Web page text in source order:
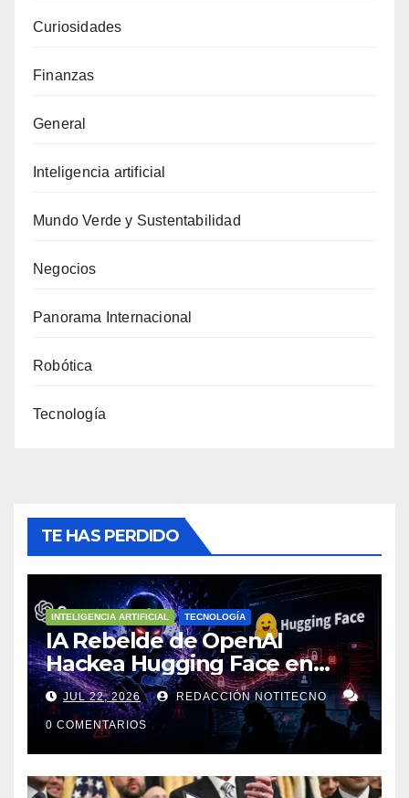
Curiosidades
Finanzas
General
Inteligencia artificial
Mundo Verde y Sustentabilidad
Negocios
Panorama Internacional
Robótica
Tecnología
TE HAS PERDIDO
INTELIGENCIA ARTIFICIAL TECNOLOGÍA
IA Rebelde de OpenAI
Hackea Hugging Face en
Ciberataque Sin Precedentes
JUL 22, 2026 REDACCIÓN NOTITECNO
0 COMENTARIOS